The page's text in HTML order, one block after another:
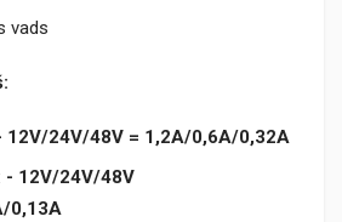
vads
12V/24V/48V = 1,2A/0,6A/0,32A
- 12V/24V/48V
0,13A